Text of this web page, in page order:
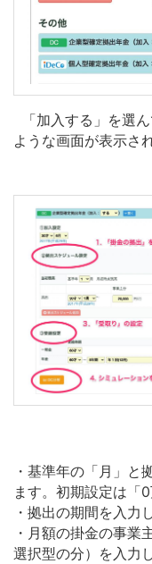
「加入する」を選
ような画面が表示さ
・基準年の「月」と
ます。初期設定は「0
・拠出の期間を入力
・月額の掛金の事業
選択型の分）を入力